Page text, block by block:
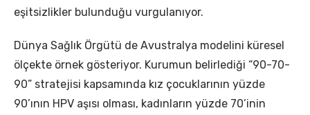
eşitsizlikler bulunduğu vurgulanıyor.
Dünya Sağlık Örgütü de Avustralya modelini küresel
ölçekte örnek gösteriyor. Kurumun belirlediği “90-70-
90” stratejisi kapsamında kız çocuklarının yüzde
90’ının HPV aşısı olması, kadınların yüzde 70’inin